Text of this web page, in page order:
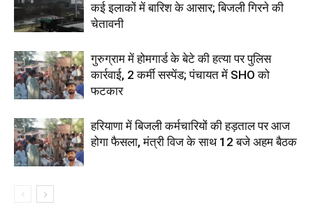
कई इलाकों में बारिश के आसार; बिजली गिरने की
चेतावनी
गुरुग्राम में होमगार्ड के बेटे की हत्या पर पुलिस
कार्रवाई, 2 कर्मी सस्पेंड; पंचायत में SHO को
फटकार
हरियाणा में बिजली कर्मचारियों की हड़ताल पर आज
होगा फैसला, मंत्री विज के साथ 12 बजे अहम बैठक